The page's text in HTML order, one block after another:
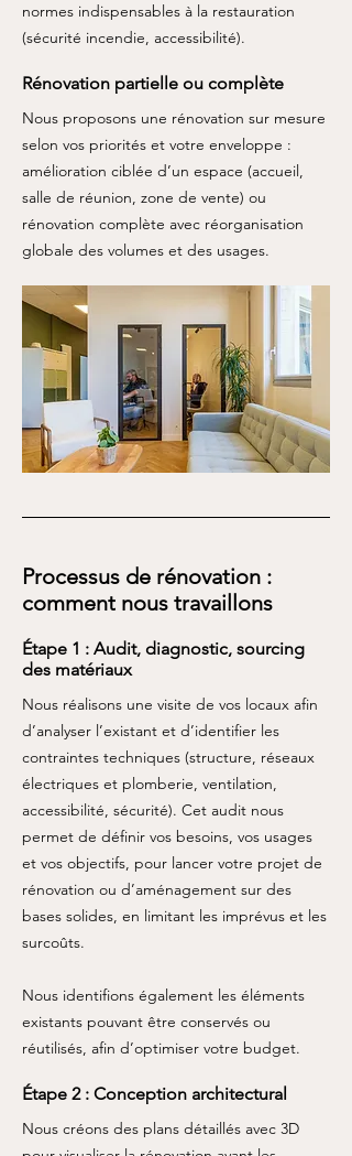
normes indispensables à la restauration
(sécurité incendie, accessibilité).
Rénovation partielle ou complète
Nous proposons une rénovation sur mesure
selon vos priorités et votre enveloppe :
amélioration ciblée d’un espace (accueil,
salle de réunion, zone de vente) ou
rénovation complète avec réorganisation
globale des volumes et des usages.
Processus de rénovation :
comment nous travaillons
Étape 1 : Audit, diagnostic, sourcing
des matériaux
Nous réalisons une visite de vos locaux afin
d’analyser l’existant et d’identifier les
contraintes techniques (structure, réseaux
électriques et plomberie, ventilation,
accessibilité, sécurité). Cet audit nous
permet de définir vos besoins, vos usages
et vos objectifs, pour lancer votre projet de
rénovation ou d’aménagement sur des
bases solides, en limitant les imprévus et les
surcoûts.
Nous identifions également les éléments
existants pouvant être conservés ou
réutilisés, afin d’optimiser votre budget.
Étape 2 : Conception architectural
Nous créons des plans détaillés avec 3D